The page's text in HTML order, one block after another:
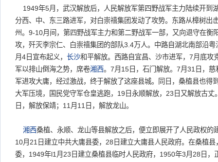
1949年5月，武汉解放后，人民解放军第四野战军主力陆续开到
分西、中、东三路进军，对白崇禧集团发动了攻势。东路从樟树出
州。9-10月间，第四野战军主力和第二野战军一部，又向退守在衡
攻，歼灭李宗仁、白崇禧集团的部队3.4万人。中路自湖北南部沿
月4日宣布起义， 长沙和平解放。西路自宜昌、沙市进军，7月底攻
军以排山倒海之势，席卷湘西。7月15日，石门解放。7月31日，
军进攻大庸，经过激战，终于解放了这座县城。同日，桑植县也得
大军压境，国民党守军仓皇逃跑，19日永顺解放，23日又解放古
日，解放保靖；11月11日，解放龙山。
湘西桑植、永顺、龙山等县解放之后，便立即展开了人民政权的
10月21日建立中共大庸县委，28日建立大庸县人民政府。在桑植
委，1949年l1月23日建立桑植县临时人民政府，1950年3月28日，